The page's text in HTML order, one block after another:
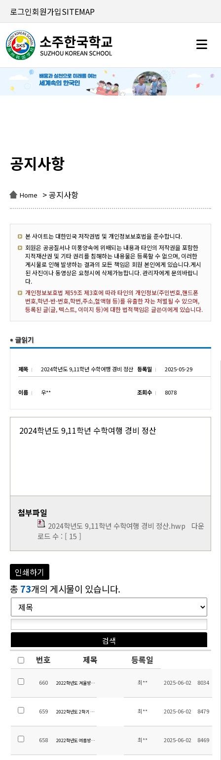
로그인회원가입SITEMAP
공지사항
Home > 공지사항
본 사이트는 대한민국 저작권법 및 개인정보보호법을 준수합니다.
회원은 공공질서나 미풍양속에 위배되는 내용과 타인의 저작권을 포함한
지적재산권 및 기타 권리를 침해하는 내용물은 등록할 수 없으며, 이러한
게시물로 인해 발생하는 결과의 모든 책임은 회원 본인에게 있습니다.게시
된 사진이나 동영상은 요청시에 삭제가능합니다. 관리자에게 문의바랍니
다.
개인정보보호법 제59조 제3호에 따라 타인의 개인정보(주민번호,핸드폰
번호,학년-반-번호,학번,주소,혈액형 등)를 유출한 자는 처벌될 수 있으며,
등록된 글(글, 텍스트, 이미지 등)에 대한 법적책임은 글쓴이에게 있습니다.
제목 2024학년도 9,11학년 수학여행 경비 정산 등록일 2025-05-29
이름 우** 조회수 8078
2024학년도 9,11학년 수학여행 경비 정산
첨부파일
2024학년도 9,11학년 수학여행 경비 정산.hwp 다운
로드 수 : [ 15 ]
인쇄하기
총 73개의 게시물이 있습니다.
번호 제목 등록일
660 2022학년도 겨울방학 중고등 방과후학교 교육활동비 집행내역
최** 2025-06-02 8034
659 2022학년도 2학기 중고등 방과후학교 교육활동비 집행내역
최** 2025-06-02 8479
658 2022학년도 여름방학 중고등 방과후학교 교육활동비 집행내역
최** 2025-06-02 8469